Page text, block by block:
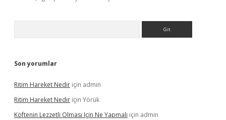
Son yorumlar
Ritim Hareket Nedir için admin
Ritim Hareket Nedir için Yörük
Köftenin Lezzetli Olması Için Ne Yapmalı için admin